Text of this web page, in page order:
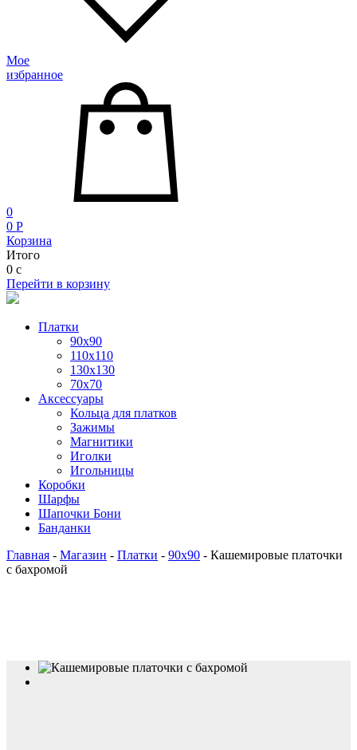
Мое
избранное
0
0 P
Корзина
Итого
0 c
Перейти в корзину
Платки
90x90
110x110
130x130
70х70
Аксессуары
Кольца для платков
Зажимы
Магнитики
Иголки
Игольницы
Коробки
Шарфы
Шапочки Бони
Банданки
Главная - Магазин - Платки - 90x90 - Кашемировые платочки
с бахромой